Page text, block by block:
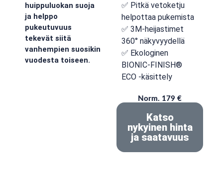
huippuluokan suoja
ja helppo
pukeutuvuus
tekevät siitä
vanhempien suosikin
vuodesta toiseen.
✅ Pitkä vetoketju
helpottaa pukemista
✅ 3M-heijastimet
360° näkyvyydellä
✅ Ekologinen
BIONIC-FINISH®
ECO -käsittely
Norm. 179 €
Katso
nykyinen hinta
ja saatavuus